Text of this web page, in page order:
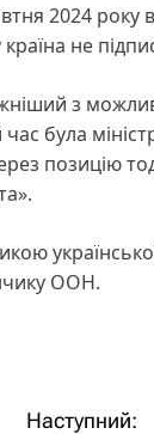
2024 року
не
з
була
позицію
ООН.
Наступний: